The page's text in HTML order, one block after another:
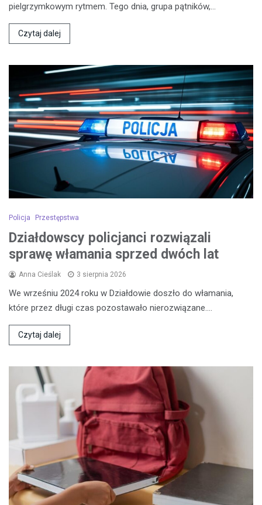
pielgrzymkowym rytmem. Tego dnia, grupa pątników,…
Czytaj dalej
Policja Przestępstwa
Działdowscy policjanci rozwiązali
sprawę włamania sprzed dwóch lat
Anna Cieślak 3 sierpnia 2026
We wrześniu 2024 roku w Działdowie doszło do włamania,
które przez długi czas pozostawało nierozwiązane.…
Czytaj dalej